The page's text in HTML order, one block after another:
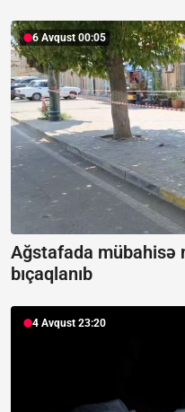
6 Avqust 00:05
Ağstafada mübahisə
bıçaqlanıb
4 Avqust 23:20